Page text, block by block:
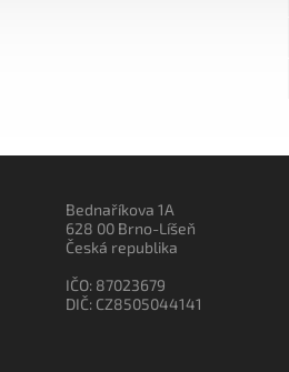
Bednaříkova 1A
628 00 Brno-Líšeň
Česká republika
IČO: 87023679
DIČ: CZ8505044141